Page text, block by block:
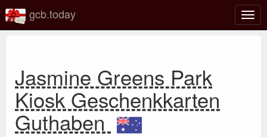
gcb.today
Jasmine Greens Park
Kiosk Geschenkkarten
Guthaben